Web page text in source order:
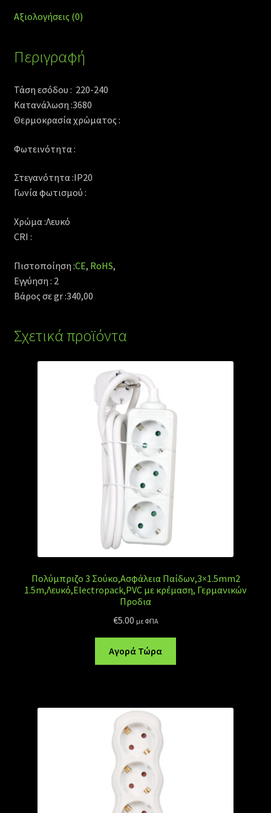
Αξιολογήσεις (0)
Περιγραφή
Τάση εσόδου : 220-240
Κατανάλωση :3680
Θερμοκρασία χρώματος :
Φωτεινότητα :
Στεγανότητα :IP20
Γωνία φωτισμού :
Χρώμα :Λευκό
CRI :
Πιστοποίηση :CE, RoHS,
Εγγύηση : 2
Βάρος σε gr :340,00
Σχετικά προϊόντα
Πολύμπριζο 3 Σούκο,Ασφάλεια Παίδων,3×1.5mm2
1.5m,Λευκό,Electropack,PVC με κρέμαση, Γερμανικών
Προδια
€5.00 με ΦΠΑ
Αγορά Τώρα